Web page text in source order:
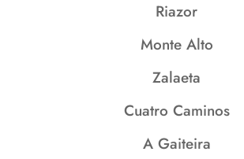
Riazor
Monte Alto
Zalaeta
Cuatro Caminos
A Gaiteira